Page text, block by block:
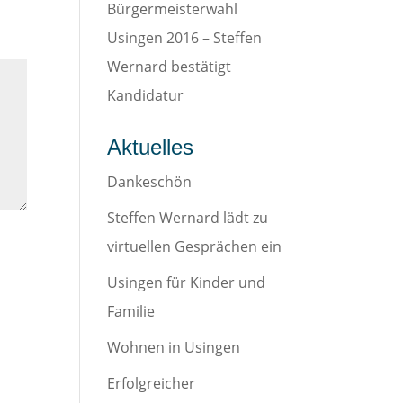
Bürgermeisterwahl
Usingen 2016 – Steffen
Wernard bestätigt
Kandidatur
Aktuelles
Dankeschön
Steffen Wernard lädt zu
virtuellen Gesprächen ein
Usingen für Kinder und
Familie
Wohnen in Usingen
Erfolgreicher